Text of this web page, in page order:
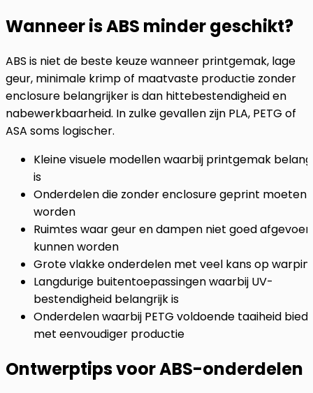
Wanneer is ABS minder geschikt?
ABS is niet de beste keuze wanneer printgemak, lage
geur, minimale krimp of maatvaste productie zonder
enclosure belangrijker is dan hittebestendigheid en
nabewerkbaarheid. In zulke gevallen zijn PLA, PETG of
ASA soms logischer.
Kleine visuele modellen waarbij printgemak
is
Onderdelen die zonder enclosure geprint moeten
worden
Ruimtes waar geur en dampen niet goed
kunnen worden
Grote vlakke onderdelen met veel kans op
Langdurige buitentoepassingen waarbij UV-
bestendigheid belangrijk is
Onderdelen waarbij PETG voldoende taaiheid biedt
met eenvoudiger productie
Ontwerptips voor ABS-onderdelen